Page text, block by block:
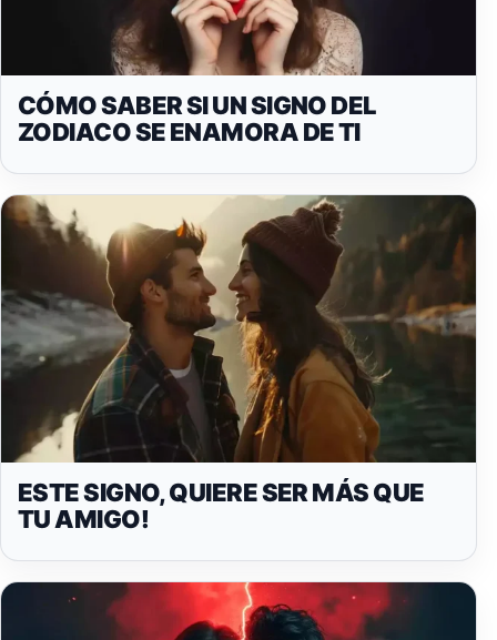
CÓMO SABER SI UN SIGNO DEL
ZODIACO SE ENAMORA DE TI
ESTE SIGNO, QUIERE SER MÁS QUE
TU AMIGO!